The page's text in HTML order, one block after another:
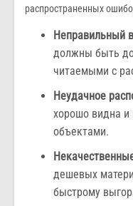
распространенных
Неправильный
должны быть
читаемыми с
Неудачное
хорошо видна и
объектами.
дешевых
быстрому